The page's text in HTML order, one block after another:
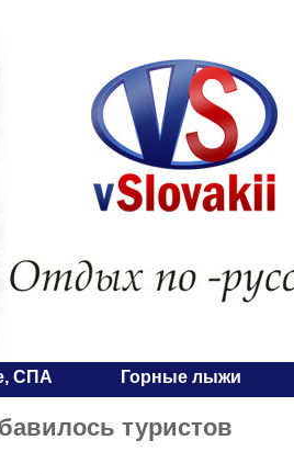
СПА Горные лыжи
туристов